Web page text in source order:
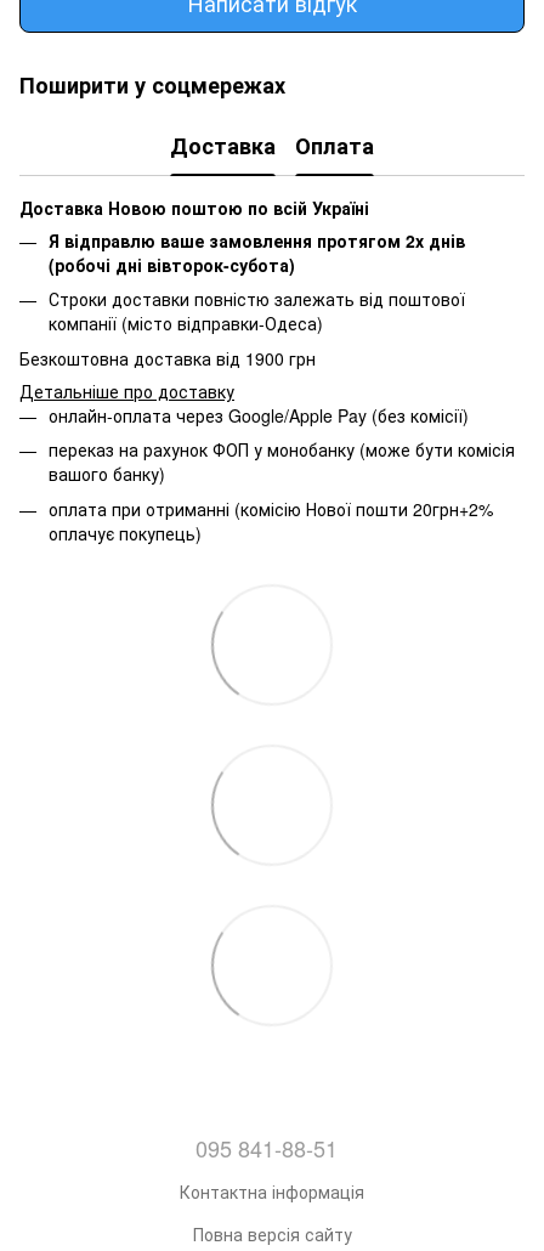
Поширити у соцмережах
Доставка
Оплата
Доставка Новою поштою по всій Україні
Я відправлю ваше замовлення протягом 2х днів
(робочі дні вівторок-субота)
Строки доставки повністю залежать від поштової
компанії (місто відправки-Одеса)
Безкоштовна доставка від 1900 грн
Детальніше про доставку
онлайн-оплата через Google/Apple Pay (без комісії)
переказ на рахунок ФОП у монобанку (може бути комісія
вашого банку)
оплата при отриманні (комісію Нової пошти 20грн+2%
оплачує покупець)
095 841-88-51
Контактна інформація
Повна версія сайту